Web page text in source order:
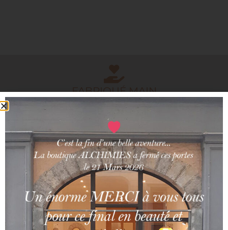
FABRIQUÉ MAIN
PRODUITS ARTISANAUX
MADE IN FRANCE
ARTISANS FRANCAIS
PAIEMENT SÉCURISÉ